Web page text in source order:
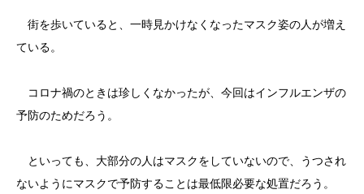
街を歩いていると、一時見かけなくなったマスク姿の人が増え
ている。
コロナ禍のときは珍しくなかったが、今回はインフルエンザの
予防のためだろう。
といっても、大部分の人はマスクをしていないので、うつされ
ないようにマスクで予防することは最低限必要な処置だろう。